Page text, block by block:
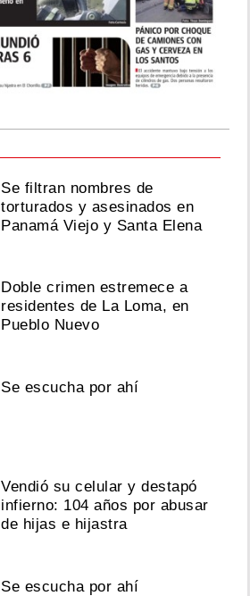
Se filtran nombres de
torturados y asesinados en
Panamá Viejo y Santa Elena
Doble crimen estremece a
residentes de La Loma, en
Pueblo Nuevo
Se escucha por ahí
Vendió su celular y destapó
infierno: 104 años por abusar
de hijas e hijastra
Se escucha por ahí